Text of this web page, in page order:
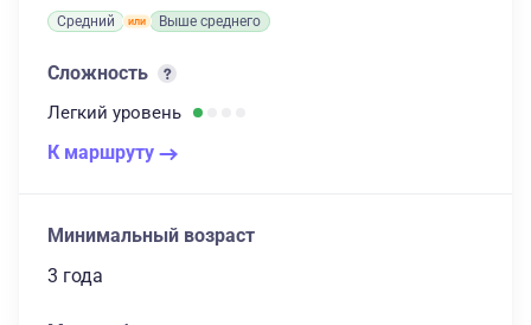
Средний Выше среднего
Сложность
Легкий уровень
К маршруту
Минимальный возраст
3 года